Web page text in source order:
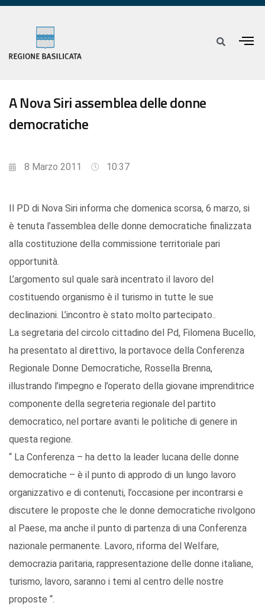
A Nova Siri assemblea delle donne
democratiche
8 Marzo 2011 10:37
Il PD di Nova Siri informa che domenica scorsa, 6 marzo, si
è tenuta l’assemblea delle donne democratiche finalizzata
alla costituzione della commissione territoriale pari
opportunità.
L’argomento sul quale sarà incentrato il lavoro del
costituendo organismo è il turismo in tutte le sue
declinazioni. L’incontro è stato molto partecipato..
La segretaria del circolo cittadino del Pd, Filomena Bucello,
ha presentato al direttivo, la portavoce della Conferenza
Regionale Donne Democratiche, Rossella Brenna,
illustrando l’impegno e l’operato della giovane imprenditrice
componente della segreteria regionale del partito
democratico, nel portare avanti le politiche di genere in
questa regione.
“ La Conferenza – ha detto la leader lucana delle donne
democratiche – è il punto di approdo di un lungo lavoro
organizzativo e di contenuti, l’occasione per incontrarsi e
discutere le proposte che le donne democratiche rivolgono
al Paese, ma anche il punto di partenza di una Conferenza
nazionale permanente. Lavoro, riforma del Welfare,
democrazia paritaria, rappresentazione delle donne italiane,
turismo, lavoro, saranno i temi al centro delle nostre
proposte “.